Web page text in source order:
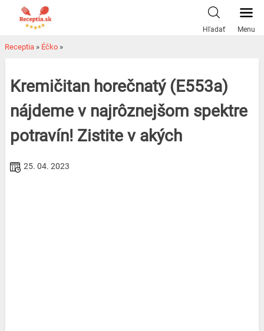
Hľadať Menu
Receptia » Éčko »
Kremičitan horečnatý (E553a)
nájdeme v najrôznejšom spektre
potravín! Zistite v akých
25. 04. 2023